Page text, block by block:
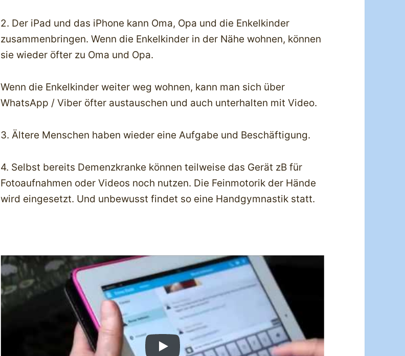
2. Der iPad und das iPhone kann Oma, Opa und die Enkelkinder
zusammenbringen. Wenn die Enkelkinder in der Nähe wohnen, können
sie wieder öfter zu Oma und Opa.
Wenn die Enkelkinder weiter weg wohnen, kann man sich über
WhatsApp / Viber öfter austauschen und auch unterhalten mit Video.
3. Ältere Menschen haben wieder eine Aufgabe und Beschäftigung.
4. Selbst bereits Demenzkranke können teilweise das Gerät zB für
Fotoaufnahmen oder Videos noch nutzen. Die Feinmotorik der Hände
wird eingesetzt. Und unbewusst findet so eine Handgymnastik statt.